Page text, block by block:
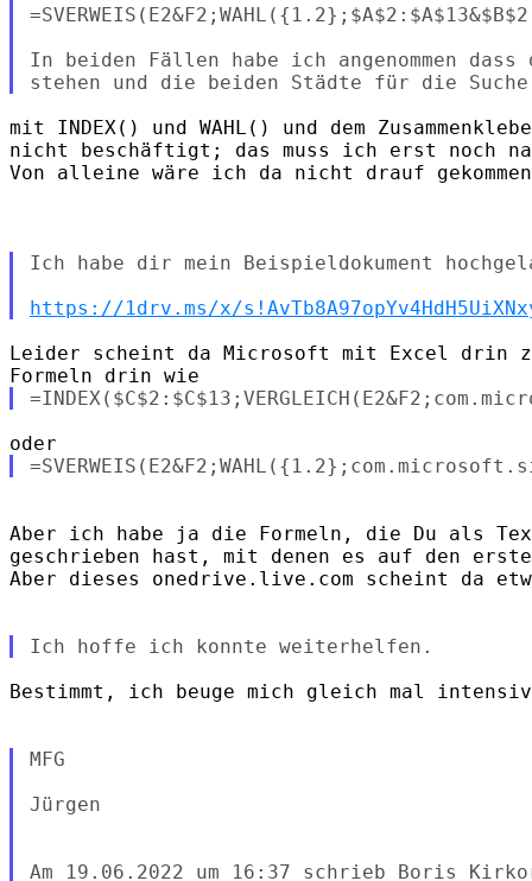
In beiden Fällen habe ich angenommen
mit INDEX() und WAHL() und dem
nicht beschäftigt; das muss ich erst noch
Von alleine wäre ich da nicht drauf
Ich habe dir mein Beispieldokument
https://1drv.ms/x/
Leider scheint da Microsoft mit Excel drin
Aber ich habe ja die Formeln, die Du als
geschrieben hast, mit denen es auf den
Aber dieses onedrive.live.com scheint da
Bestimmt, ich beuge mich gleich mal
MFG
Jürgen